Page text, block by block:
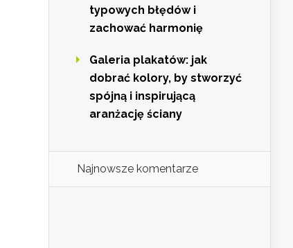
typowych błędów i
zachować harmonię
Galeria plakatów: jak
dobrać kolory, by stworzyć
spójną i inspirującą
aranżację ściany
Najnowsze komentarze